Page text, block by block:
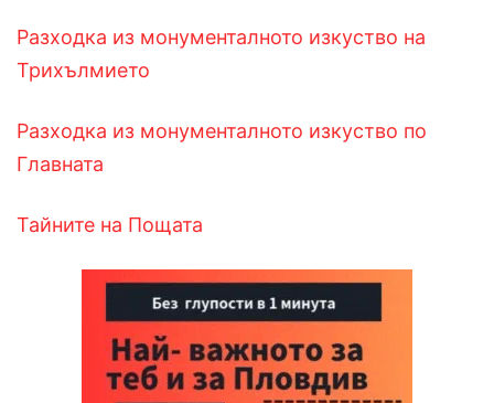
Разходка из монументалното изкуство на
Трихълмието
Разходка из монументалното изкуство по
Главната
Тайните на Пощата